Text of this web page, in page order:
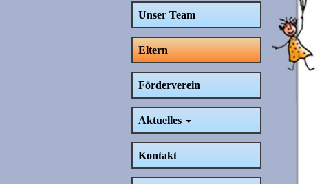
Unser Team
Eltern
Förderverein
Aktuelles
Kontakt